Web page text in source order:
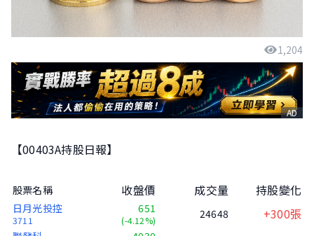
1,204
AD
【00403A持股日報】
股票名稱 收盤價 成交量 持股變化
日月光投控
3711
651
(-4.12%) 24648 +300張